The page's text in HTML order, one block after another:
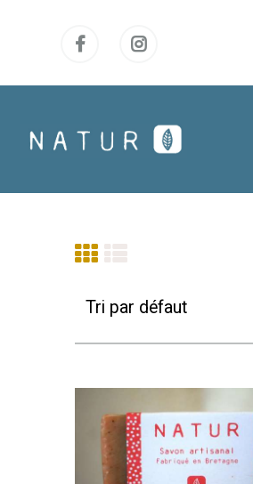
NOTRE DÉMARCHE
OÙ NOUS TROUVER ?